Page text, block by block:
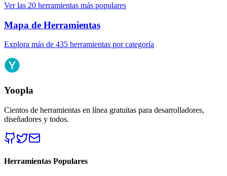
Ver las 20 herramientas más populares
Mapa de Herramientas
Explora más de 435 herramientas por categoría
Yoopla
Cientos de herramientas en línea gratuitas para desarrolladores,
diseñadores y todos.
Herramientas Populares